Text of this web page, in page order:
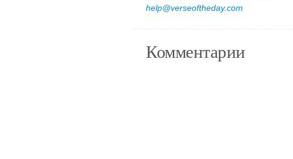
help@verseoftheday.com
Комментарии